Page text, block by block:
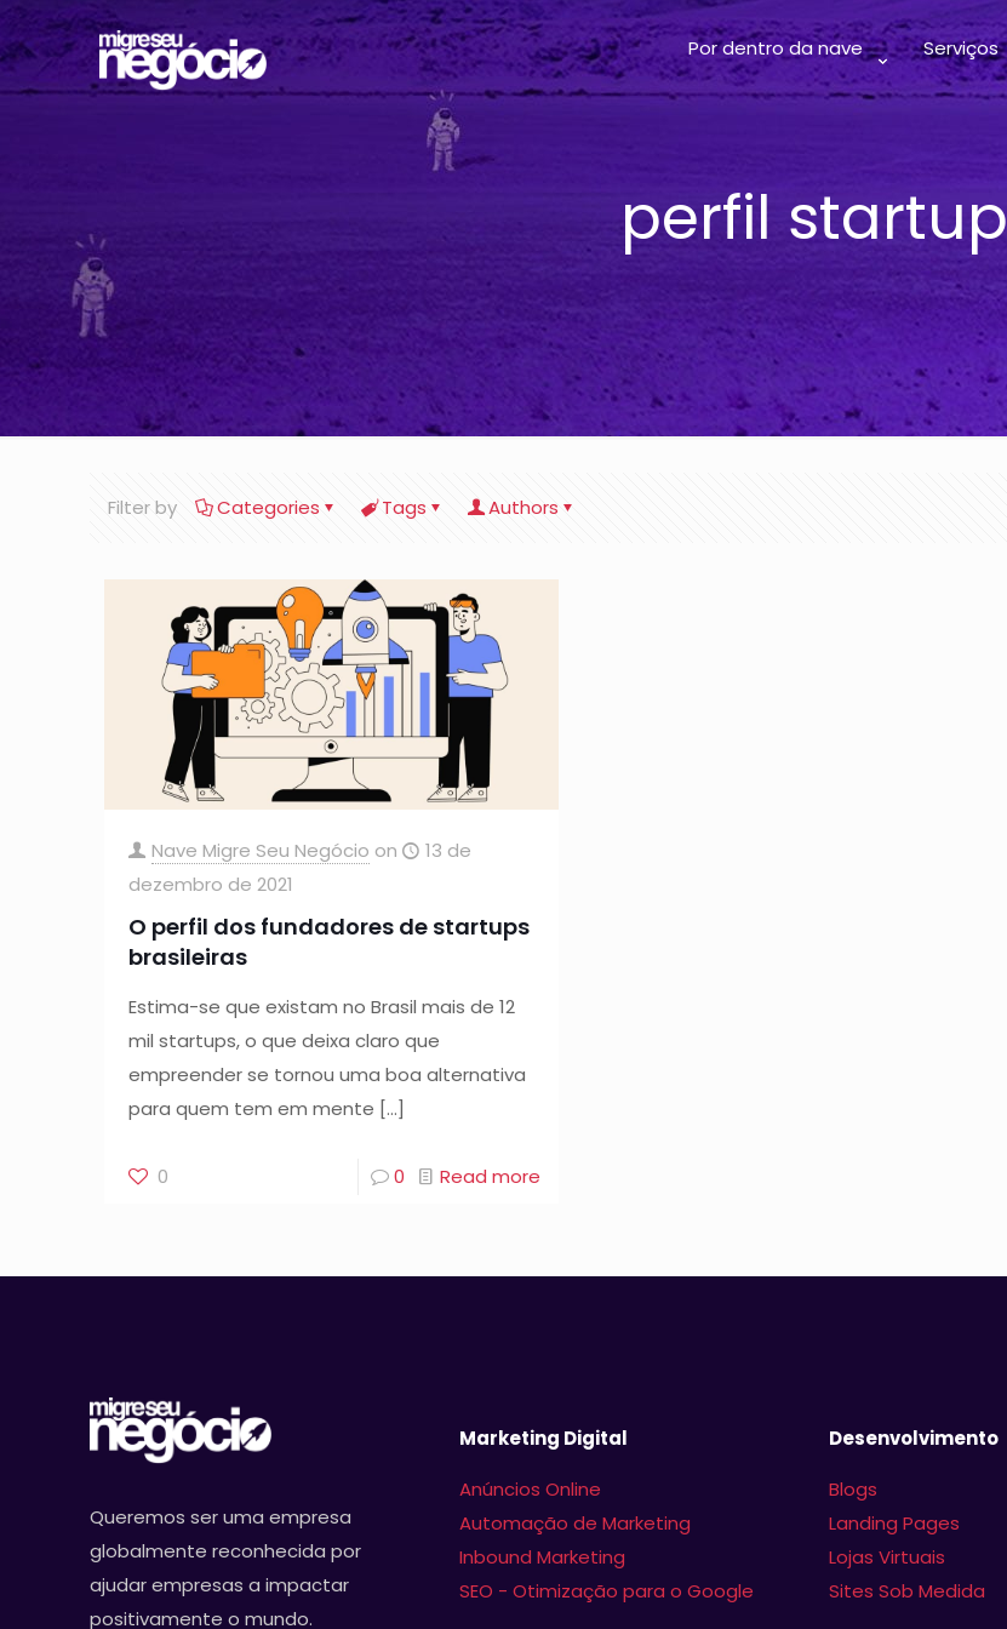
Por dentro da nave Serviços
perfil startup
Filter by Categories Tags Authors
Nave Migre Seu Negócio on
13 de
dezembro de 2021
O perfil dos fundadores de startups
brasileiras
Estima-se que existam no Brasil mais de 12
mil startups, o que deixa claro que
empreender se tornou uma boa alternativa
para quem tem em mente […]
0 0 Read more
Queremos ser uma empresa
globalmente reconhecida por
ajudar empresas a impactar
positivamente o mundo.
Marketing Digital
Anúncios Online
Automação de Marketing
Inbound Marketing
SEO - Otimização para o Google
Desenvolvimento
Blogs
Landing Pages
Lojas Virtuais
Sites Sob Medida